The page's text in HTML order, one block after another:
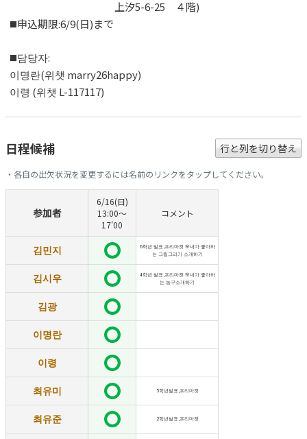
上汐5-6-25 ４階)
◼️申込期限:6/9(日)まで
◼️담당자:
이명란(위챗 marry26happy)
이령 (위챗 L-117117)
日程候補 行と列を切り替え
・各自の出欠状況を変更するには名前のリンクをタップしてください。
参加者
6/16(日)
13:00〜
17'00
コメント
김민지
6헉년 발표,프리마켓 🌸내가 좋아하
는 그림그리기 소개하기
김시우
4학년 발표,프리마켓 🌸내가 좋아하
는 농구소개하기
김광
이명란
이령
최유미 5학년발표,프리마켓
최유준 2학년발표,프리마켓